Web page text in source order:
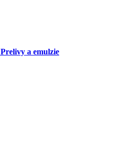
Prelivy a emulzie